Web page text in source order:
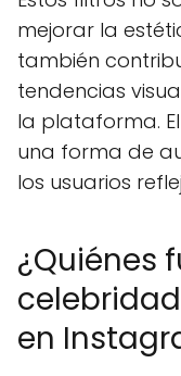
mejorar la
también
tendencias
la plataforma.
una forma de
los usuarios
¿Quiénes
en